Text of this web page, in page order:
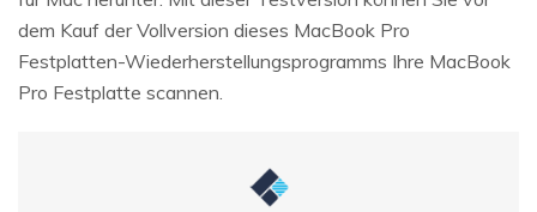
dem Kauf der Vollversion dieses MacBook Pro
Festplatten-Wiederherstellungsprogramms Ihre MacBook
Pro Festplatte scannen.